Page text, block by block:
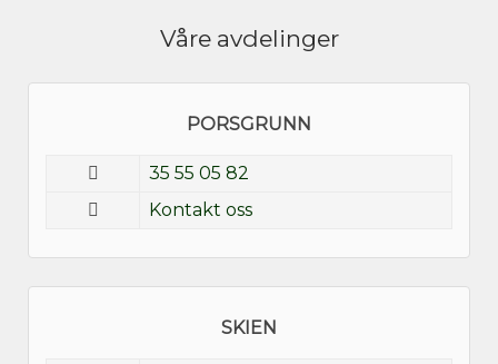
Våre avdelinger
PORSGRUNN
35 55 05 82
Kontakt oss
SKIEN